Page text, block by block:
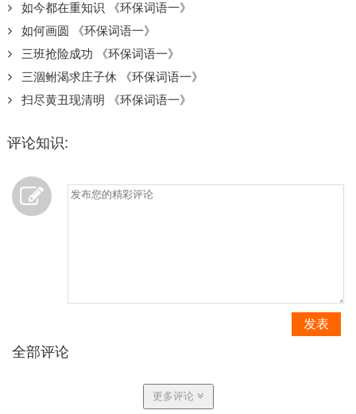
如今都在重知识 《环保词语一》
如何画圆 《环保词语一》
三班抢险成功 《环保词语一》
三涸鲋渴求庄子休 《环保词语一》
扫尽黄丑现清明 《环保词语一》
评论知识:
发表
全部评论
更多评论